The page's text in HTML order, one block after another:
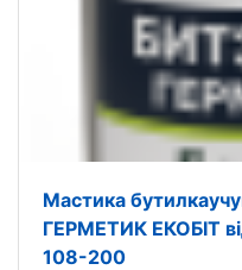
Мастика
ГЕРМЕТИК EКОБIТ
108-200